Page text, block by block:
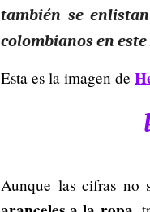
también se
colombianos en este
Esta es la imagen de
Aunque las cifras no